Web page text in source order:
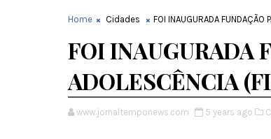
Home Cidades FOI INAUGURADA FUNDAÇÃO
FOI INAUGURADA
ADOLESCÊNCIA
www.jornaltemponews.com 5 years ago